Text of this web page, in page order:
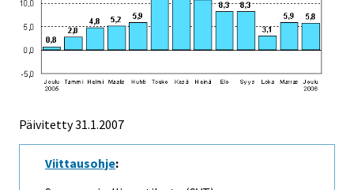
Päivitetty31.1.2007
Viittausohje: